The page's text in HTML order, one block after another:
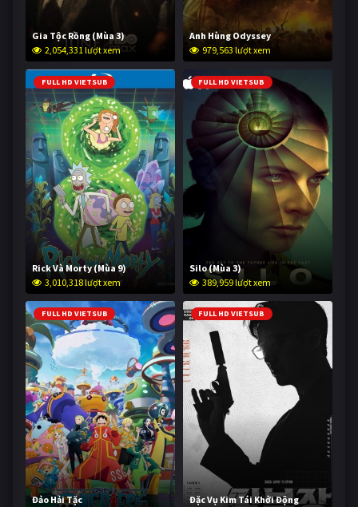
Gia Tộc Rồng (Mùa 3)
2,054,331 lượt xem
Anh Hùng Odyssey
979,563 lượt xem
FULL HD VIETSUB
Rick Và Morty (Mùa 9)
3,010,318 lượt xem
FULL HD VIETSUB
Silo (Mùa 3)
389,959 lượt xem
FULL HD VIETSUB
Đảo Hải Tặc
FULL HD VIETSUB
Đặc Vụ Kim Tái Khởi Động